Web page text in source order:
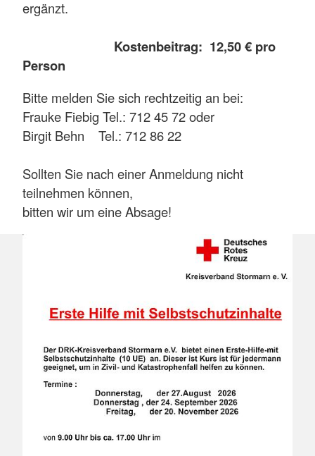
ergänzt.
Kostenbeitrag: 12,50 € pro
Person
Bitte melden Sie sich rechtzeitig an bei:
Frauke Fiebig Tel.: 712 45 72 oder
Birgit Behn Tel.: 712 86 22
Sollten Sie nach einer Anmeldung nicht
teilnehmen können,
bitten wir um eine Absage!